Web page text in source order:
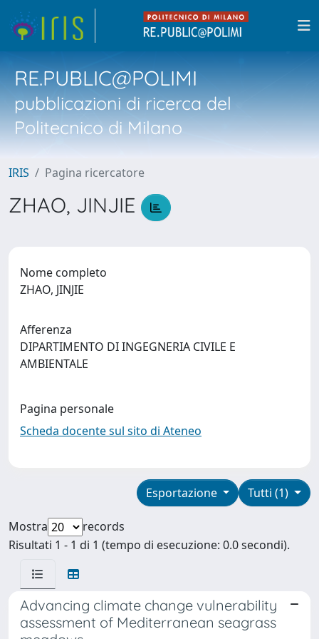
RE.PUBLIC@POLIMI
pubblicazioni di ricerca del
Politecnico di Milano
IRIS Pagina ricercatore
ZHAO, JINJIE
Nome completo
ZHAO, JINJIE
Afferenza
DIPARTIMENTO DI INGEGNERIA CIVILE E
AMBIENTALE
Pagina personale
Scheda docente sul sito di Ateneo
Tutti (1)
Esportazione
Mostra
records
Risultati 1 - 1 di 1 (tempo di esecuzione: 0.0 secondi).
Advancing climate change vulnerability
assessment of Mediterranean seagrass